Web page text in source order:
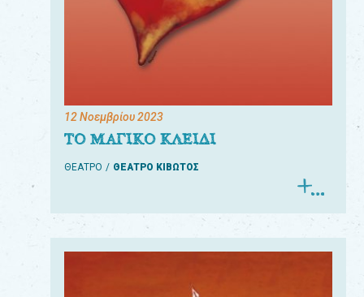
12 Νοεμβρίου 2023
ΤΟ ΜΑΓΙΚΟ ΚΛΕΙΔΙ
ΘΕΑΤΡΟ ΘΕΑΤΡΟ ΚΙΒΩΤΟΣ